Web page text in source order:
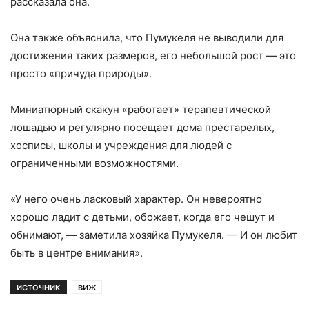
Она также объяснила, что Пумукеля не выводили для
достижения таких размеров, его небольшой рост — это
просто «причуда природы».
Миниатюрный скакун «работает» терапевтической
лошадью и регулярно посещает дома престарелых,
хосписы, школы и учреждения для людей с
ограниченными возможностями.
«У него очень ласковый характер. Он невероятно
хорошо ладит с детьми, обожает, когда его чешут и
обнимают, — заметила хозяйка Пумукеля. — И он любит
быть в центре внимания».
ИСТОЧНИК ВИЖ